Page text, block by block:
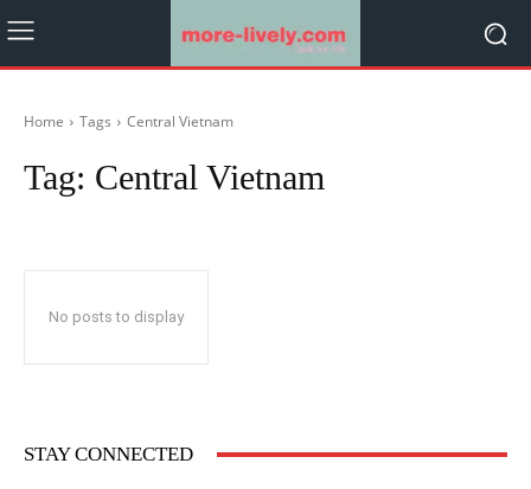
Home Tags Central Vietnam
Tag: Central Vietnam
No posts to display
STAY CONNECTED